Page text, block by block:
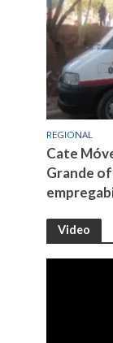
REGIONAL
Cate
Grande
Video